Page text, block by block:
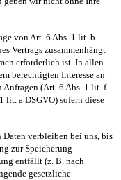
von Art. 6 Abs. 1 lit. b
Vertrags zusammenhängt
erforderlich ist. In allen
berechtigten Interesse an
Anfragen (Art. 6 Abs. 1 lit. f
lit. a DSGVO) sofern diese
verbleiben bei uns, bis
zur Speicherung
entfällt (z. B. nach
gesetzliche